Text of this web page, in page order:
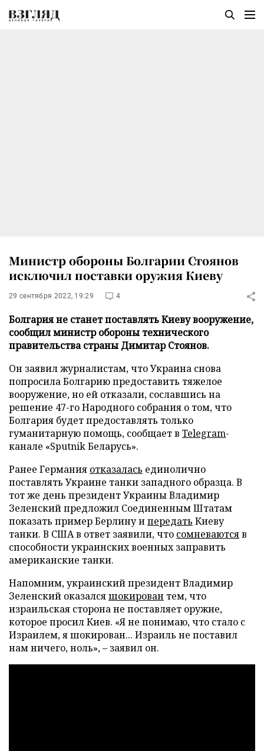
Министр обороны Болгарии Стоянов
исключил поставки оружия Киеву
29 сентября 2022, 19:29 4
Болгария не станет поставлять Киеву вооружение,
сообщил министр обороны технического
правительства страны Димитар Стоянов.
Он заявил журналистам, что Украина снова
попросила Болгарию предоставить тяжелое
вооружение, но ей отказали, сославшись на
решение 47-го Народного собрания о том, что
Болгария будет предоставлять только
гуманитарную помощь, сообщает в Telegram-
канале «Sputnik Беларусь».
Ранее Германия отказалась единолично
поставлять Украине танки западного образца. В
тот же день президент Украины Владимир
Зеленский предложил Соединенным Штатам
показать пример Берлину ипередать Киеву
танки. В США в ответ заявили, что сомневаютсяв
способности украинских военных заправить
американские танки.
Напомним, украинский президент Владимир
Зеленский оказалсяшокирован тем, что
израильская сторона не поставляет оружие,
которое просил Киев. «Я не понимаю, что стало с
Израилем, я шокирован... Израиль не поставил
нам ничего, ноль», – заявил он.